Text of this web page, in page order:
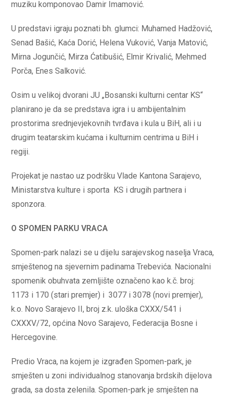
muziku komponovao Damir Imamović.
U predstavi igraju poznati bh. glumci: Muhamed Hadžović,
Senad Bašić, Kaća Dorić, Helena Vuković, Vanja Matović,
Mirna Jogunčić, Mirza Ćatibušić, Elmir Krivalić, Mehmed
Porča, Enes Salković.
Osim u velikoj dvorani JU „Bosanski kulturni centar KS“
planirano je da se predstava igra i u ambijentalnim
prostorima srednjevjekovnih tvrđava i kula u BiH, ali i u
drugim teatarskim kućama i kulturnim centrima u BiH i
regiji.
Projekat je nastao uz podršku Vlade Kantona Sarajevo,
Ministarstva kulture i sporta KS i drugih partnera i
sponzora.
O SPOMEN PARKU VRACA
Spomen-park nalazi se u dijelu sarajevskog naselja Vraca,
smještenog na sjevernim padinama Trebevića. Nacionalni
spomenik obuhvata zemljište označeno kao k.č. broj:
1173 i 170 (stari premjer) i 3077 i 3078 (novi premjer),
k.o. Novo Sarajevo II, broj z.k. uloška CXXX/541 i
CXXXV/72, općina Novo Sarajevo, Federacija Bosne i
Hercegovine.
Predio Vraca, na kojem je izgrađen Spomen-park, je
smješten u zoni individualnog stanovanja brdskih dijelova
grada, sa dosta zelenila. Spomen-park je smješten na